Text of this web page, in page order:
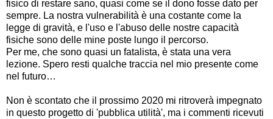
fisico di restare sano, quasi come se il dono fosse dato per
sempre. La nostra vulnerabilità è una costante come la
legge di gravità, e l'uso e l'abuso delle nostre capacità
fisiche sono delle mine poste lungo il percorso.
Per me, che sono quasi un fatalista, è stata una vera
lezione. Spero resti qualche traccia nel mio presente come
nel futuro…
Non è scontato che il prossimo 2020 mi ritroverà impegnato
in questo progetto di 'pubblica utilità', ma i commenti ricevuti